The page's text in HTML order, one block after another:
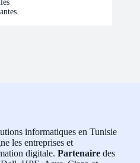
informatiques en Tunisie
les entreprises et
digitale. Partenaire des